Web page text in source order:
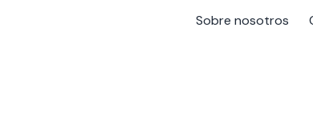
Sobre nosotros